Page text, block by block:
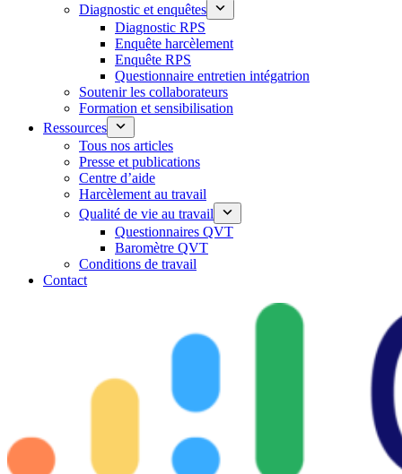
Diagnostic et enquêtes
Diagnostic RPS
Enquête harcèlement
Enquête RPS
Questionnaire entretien intégatrion
Soutenir les collaborateurs
Formation et sensibilisation
Ressources
Tous nos articles
Presse et publications
Centre d’aide
Harcèlement au travail
Qualité de vie au travail
Questionnaires QVT
Baromètre QVT
Conditions de travail
Contact